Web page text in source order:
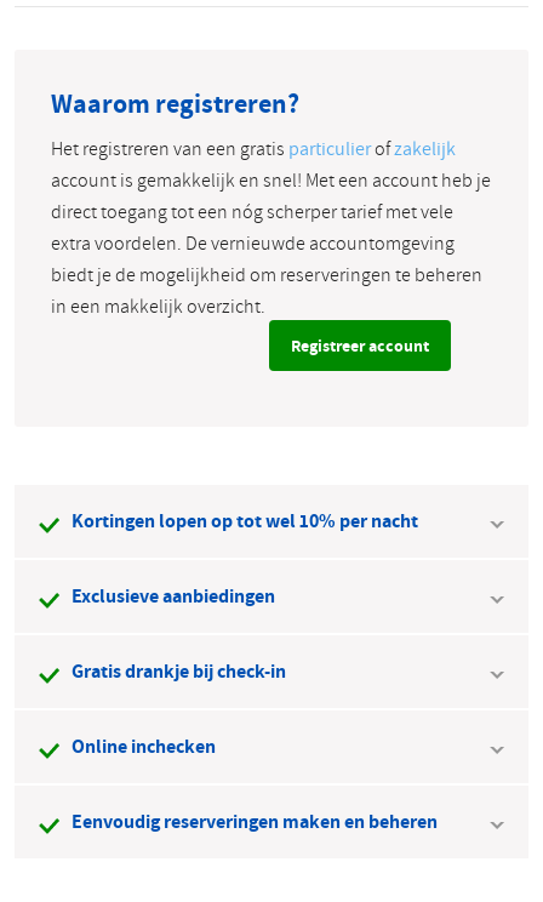
Waarom registreren?
Het registreren van een gratis particulierofzakelijk
account is gemakkelijk en snel! Met een account heb je
direct toegang tot een nóg scherper tarief met vele
extra voordelen. De vernieuwde accountomgeving
biedt je de mogelijkheid om reserveringen te beheren
in een makkelijk overzicht.
Registreer account
Kortingen lopen op tot wel 10% per nacht
Exclusieve aanbiedingen
Gratis drankje bij check-in
Online inchecken
Eenvoudig reserveringen maken en beheren